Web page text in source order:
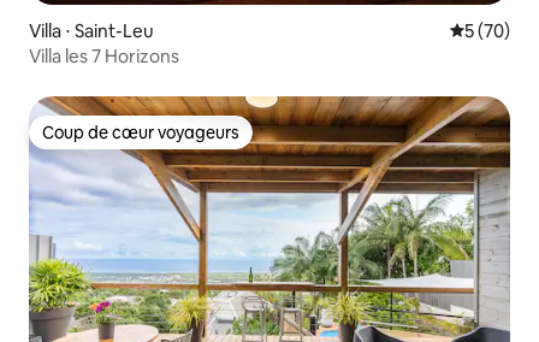
Villa ⋅ Saint-Leu
5 (70)
Villa les 7 Horizons
Coup de cœur voyageurs
Coup de cœur voyageurs